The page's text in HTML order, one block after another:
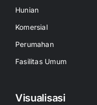
Hunian
Komersial
Perumahan
Fasilitas Umum
Visualisasi